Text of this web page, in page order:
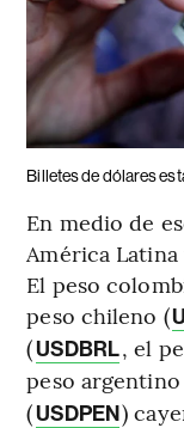
Billetes de dólares
En medio de
América
El peso
peso chileno (
(USDBRL, el
peso argentino
(USDPEN)